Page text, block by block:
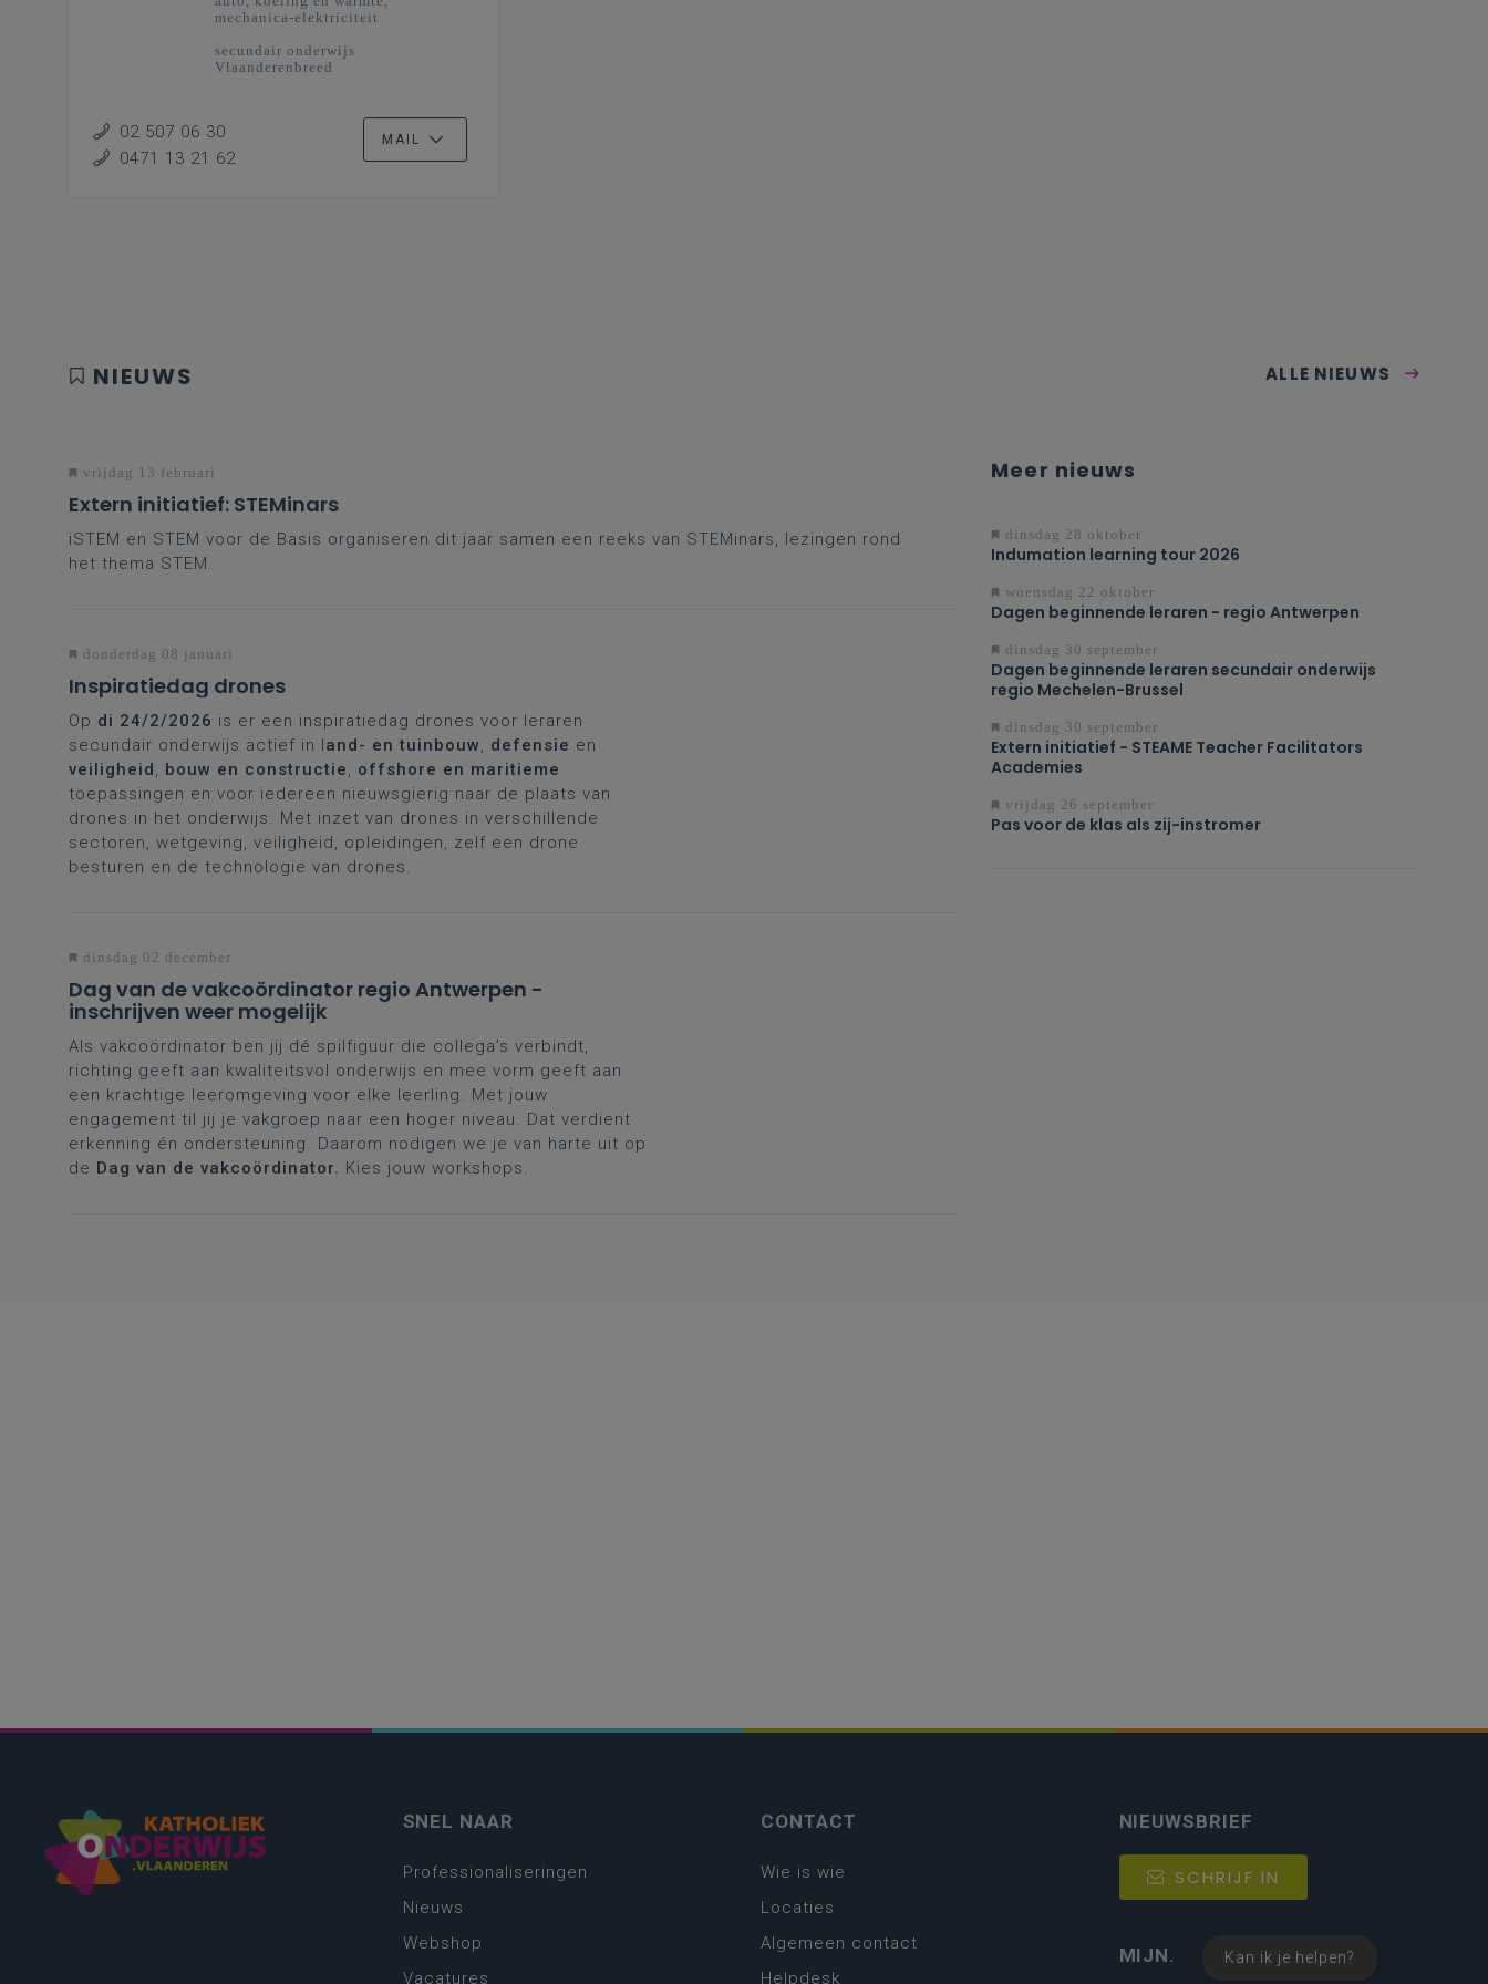
mechanica-elektriciteit
secundair onderwijs
Vlaanderenbreed
02 507 06 30
0471 13 21 62
MAIL
NIEUWS ALLE NIEUWS
vrijdag 13 februari
Extern initiatief: STEMinars
iSTEM en STEM voor de Basis organiseren dit jaar samen een reeks van STEMinars, lezingen rond
het thema STEM.
donderdag 08 januari
Inspiratiedag drones
Op di 24/2/2026 is er een inspiratiedag drones voor leraren
secundair onderwijs actief in land- en tuinbouw defensie en
veiligheid
bouw en constructie
offshore en maritieme
toepassingen en voor iedereen nieuwsgierig naar de plaats van
drones in het onderwijs. Met inzet van drones in verschillende
sectoren, wetgeving, veiligheid, opleidingen, zelf een drone
besturen en de technologie van drones.
dinsdag 02 december
Dag van de vakcoördinator regio Antwerpen -
inschrijven weer mogelijk
Als vakcoördinator ben jij dé spilfiguur die collega’s verbindt,
richting geeft aan kwaliteitsvol onderwijs en mee vorm geeft aan
een krachtige leeromgeving voor elke leerling. Met jouw
engagement til jij je vakgroep naar een hoger niveau. Dat verdient
erkenning én ondersteuning. Daarom nodigen we je van harte uit op
de Dag van de vakcoördinator. Kies jouw workshops.
Meer nieuws
dinsdag 28 oktober
Indumation learning tour 2026
woensdag 22 oktober
Dagen beginnende leraren - regio Antwerpen
dinsdag 30 september
Dagen beginnende leraren secundair onderwijs
regio Mechelen-Brussel
dinsdag 30 september
Extern initiatief - STEAME Teacher Facilitators
Academies
vrijdag 26 september
Pas voor de klas als zij-instromer
Kan ik je helpen?
SNEL NAAR
Professionaliseringen
Nieuws
Webshop
Vacatures
CONTACT
Wie is wie
Locaties
Algemeen contact
Helpdesk
NIEUWSBRIEF
SCHRIJF IN
MIJN.